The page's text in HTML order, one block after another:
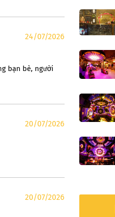
24/07/2026
bạn bè, người
20/07/2026
20/07/2026